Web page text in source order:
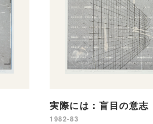
実際には：盲目の意
1982-83